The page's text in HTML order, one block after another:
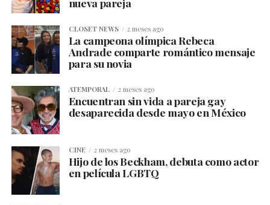
nueva pareja
CLOSET NEWS 2 meses ago
La campeona olímpica Rebeca
Andrade comparte romántico mensaje
para su novia
ATEMPORAL 2 meses ago
Encuentran sin vida a pareja gay
desaparecida desde mayo en México
CINE 2 meses ago
Hijo de los Beckham, debuta como actor
en película LGBTQ